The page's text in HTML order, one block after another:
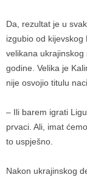
Da, rezultat je u
izgubio od
velikana
godine. Velika je
nije osvojio titulu
– Ili barem igrati
prvaci. Ali, imat
to uspješno.
Nakon ukrajinskog